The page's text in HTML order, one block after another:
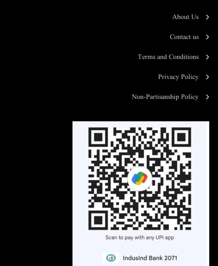
About Us
Contact us
Terms and Conditions
Privacy Policy
Non-Partisanship Policy